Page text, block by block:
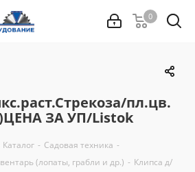
0
пл.цв.
ЗА УП/Listok
Каталог - Садовая техника -
(лопаты, грабли и др.) - Клипса д/